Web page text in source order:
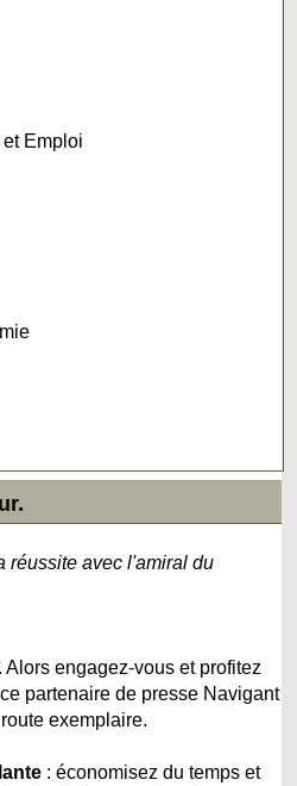
Emploi
réussite avec l'amiral du
engagez-vous et profitez
partenaire de presse Navigant
exemplaire.
: économisez du temps et